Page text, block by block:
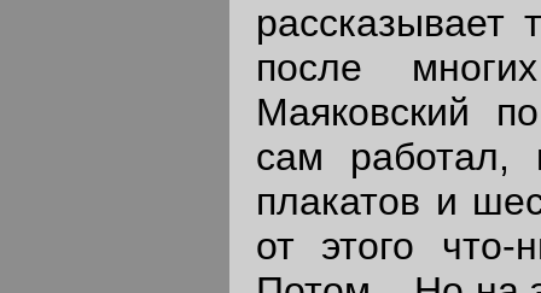
рассказывает
после
Маяковский
сам работал,
плакатов и
от этого что-